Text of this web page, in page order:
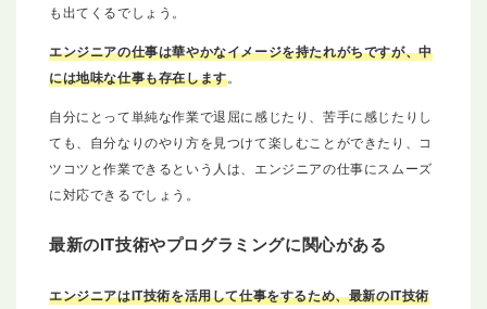
も出てくるでしょう。
エンジニアの仕事は華やかなイメージを持たれがちですが、中
には地味な仕事も存在します。
自分にとって単純な作業で退屈に感じたり、苦手に感じたりし
ても、自分なりのやり方を見つけて楽しむことができたり、コ
ツコツと作業できるという人は、エンジニアの仕事にスムーズ
に対応できるでしょう。
最新のIT技術やプログラミングに関心がある
エンジニアはIT技術を活用して仕事をするため、最新のIT技術